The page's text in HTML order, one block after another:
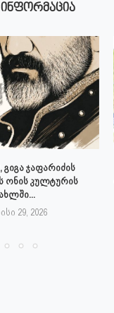
ᲘᲜᲤᲝᲠᲛᲐᲪᲘᲐ
გიგა ჯაფარიძის
ონის კულტურის
29, 2026